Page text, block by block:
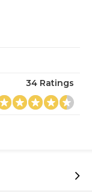
34 Ratings